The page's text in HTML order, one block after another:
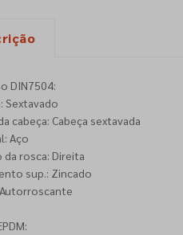
DIN7504:
Sextavado
cabeça: Cabeça sextavada
Aço
da rosca: Direita
sup.: Zincado